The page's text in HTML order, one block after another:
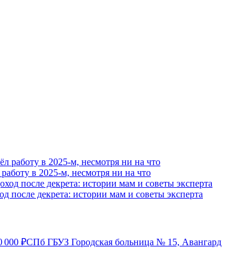
в 2025-м, несмотря ни на что
после декрета: истории мам и советы эксперта
000 ₽СПб ГБУЗ Городская больница № 15, Авангард